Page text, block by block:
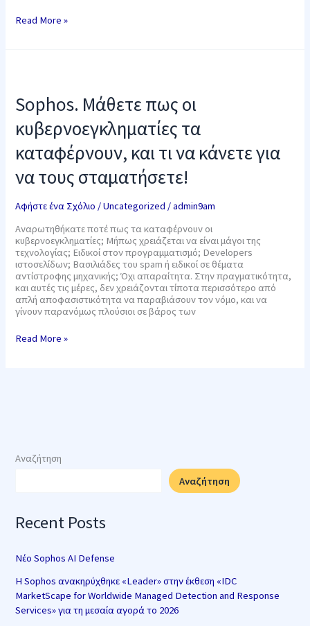
Read More »
Sophos. Μάθετε πως οι
κυβερνοεγκληματίες τα
καταφέρνουν, και τι να κάνετε για
να τους σταματήσετε!
Αφήστε ένα Σχόλιο /Uncategorized /admin9am
Αναρωτηθήκατε ποτέ πως τα καταφέρνουν οι
κυβερνοεγκληματίες; Μήπως χρειάζεται να είναι μάγοι της
τεχνολογίας; Ειδικοί στον προγραμματισμό; Developers
ιστοσελίδων; Βασιλιάδες του spam ή ειδικοί σε θέματα
αντίστροφης μηχανικής; Όχι απαραίτητα. Στην πραγματικότητα,
και αυτές τις μέρες, δεν χρειάζονται τίποτα περισσότερο από
απλή αποφασιστικότητα να παραβιάσουν τον νόμο, και να
γίνουν παρανόμως πλούσιοι σε βάρος των
οι
κυβερνοεγκληματίες
τα
καταφέρνουν,
και
να
κάνετε
να
τους
σταματήσετε!
Read More »
Αναζήτηση
Αναζήτηση
Recent Posts
Νέο Sophos AI Defense
Η Sophos ανακηρύχθηκε «Leader» στην έκθεση «IDC
MarketScape for Worldwide Managed Detection and Response
Services» για τη μεσαία αγορά το 2026